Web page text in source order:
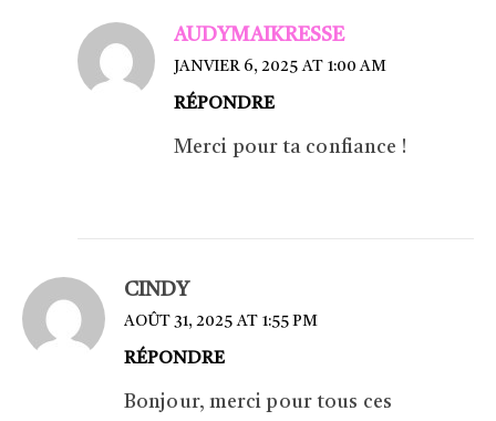
AUDYMAIKRESSE
JANVIER 6, 2025 AT 1:00 AM
RÉPONDRE
Merci pour ta confiance !
CINDY
AOÛT 31, 2025 AT 1:55 PM
RÉPONDRE
Bonjour, merci pour tous ces